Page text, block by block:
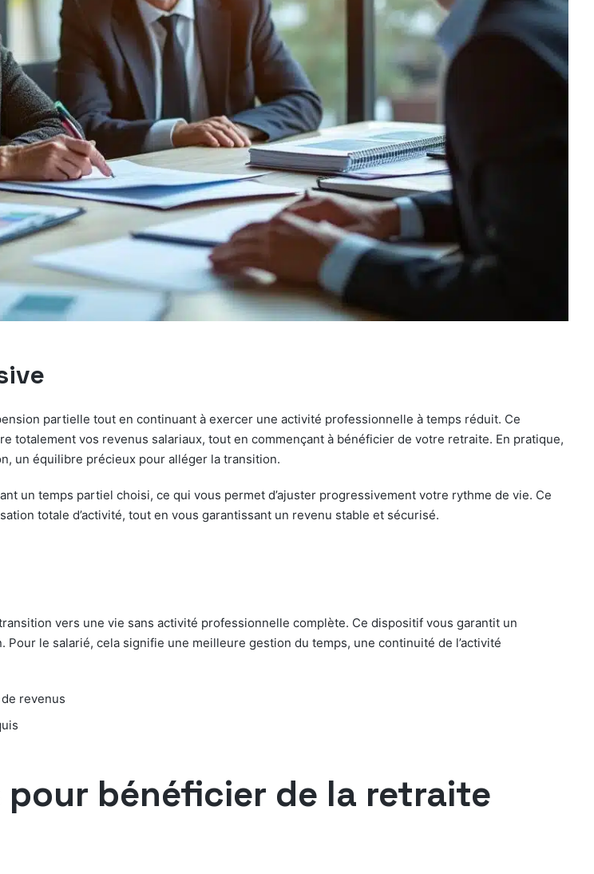
partielle tout en continuant à exercer une activité professionnelle à temps réduit. Ce
totalement vos revenus salariaux, tout en commençant à bénéficier de votre retraite. En pratique,
un équilibre précieux pour alléger la transition.
un temps partiel choisi, ce qui vous permet d’ajuster progressivement votre rythme de vie. Ce
totale d’activité, tout en vous garantissant un revenu stable et sécurisé.
vers une vie sans activité professionnelle complète. Ce dispositif vous garantit un
le salarié, cela signifie une meilleure gestion du temps, une continuité de l’activité
revenus
bénéficier de la retraite